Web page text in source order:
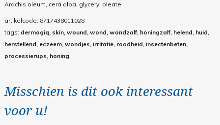
Arachis oleum, cera alba, glyceryl oleate
artikelcode: 8717438011028
tags: dermagiq, skin, wound, wond, wondzalf, honingzalf, helend, huid,
herstellend, eczeem, wondjes, irritatie, roodheid, insectenbeten,
processierups, honing
Misschien is dit ook interessant
voor u!